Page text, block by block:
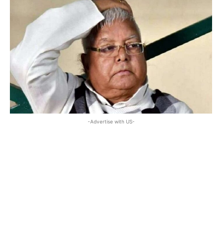
-Advertise with US-